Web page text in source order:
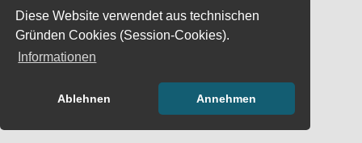
Diese Website verwendet aus technischen
Gründen Cookies (Session-Cookies).
Informationen
Ablehnen Annehmen